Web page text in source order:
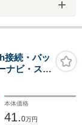
続・バッ
ナビ・スマ
ヘッドラ
滑り防止
本体価格
41.0万円